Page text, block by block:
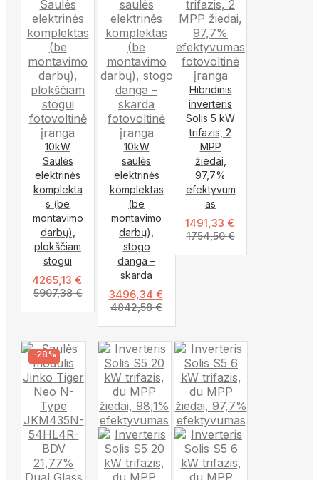
10kW
Saulės
elektrinės
komplekta
s (be
montavimo
darbų),
plokščiam
stogui
4265,13 €
5907,38€
10kW
saulės
elektrinės
komplektas
(be
montavimo
darbų),
stogo
danga –
skarda
3496,34 €
4842,58€
Hibridinis
inverteris
Solis 5 kW
trifazis, 2
MPP
žiedai,
97,7%
efektyvum
as
1491,33 €
1754,50€
-28%